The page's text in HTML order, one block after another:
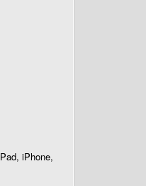
iPhone,